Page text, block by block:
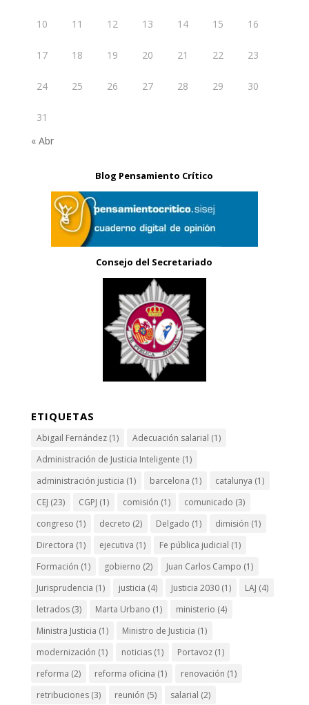
10 11 12 13 14 15 16
17 18 19 20 21 22 23
24 25 26 27 28 29 30
31
« Abr
Blog Pensamiento Crítico
Consejo del Secretariado
ETIQUETAS
Abigail Fernández(1) Adecuación salarial (1)
Administración de Justicia Inteligente (1)
administración justicia (1) barcelona (1) catalunya (1)
CEJ (23) CGPJ (1) comisión (1) comunicado (3)
congreso (1) decreto (2) Delgado (1) dimisión (1)
Directora (1) ejecutiva (1) Fe pública judicial (1)
Formación (1) gobierno (2) Juan Carlos Campo (1)
Jurisprudencia (1) justicia (4) Justicia 2030(1) LAJ (4)
letrados(3) Marta Urbano (1) ministerio (4)
Ministra Justicia (1) Ministro de Justicia (1)
modernización (1) noticias(1) Portavoz(1)
reforma (2) reforma oficina (1) renovación (1)
retribuciones(3) reunión (5) salarial (2)